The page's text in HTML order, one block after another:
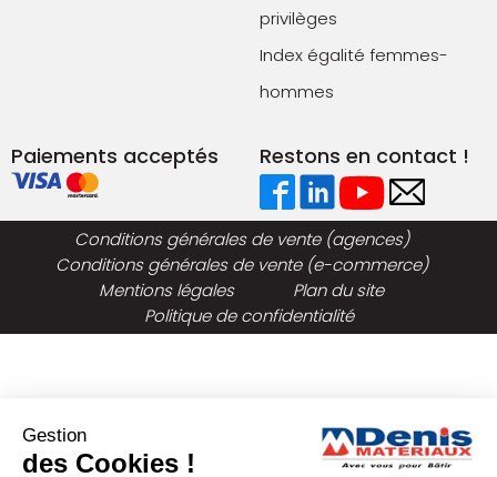
privilèges
Index égalité femmes-
hommes
Paiements acceptés Restons en contact !
Conditions générales de vente (agences)
Conditions générales de vente (e-commerce)
Mentions légales
Plan du site
Politique de confidentialité
Gestion
des Cookies !